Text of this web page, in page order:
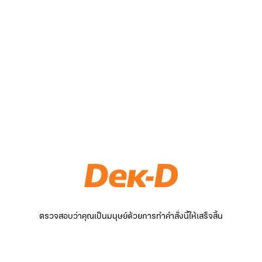
ตรวจสอบว่าคุณเป็นมนุษย์ด้วยการทำคำสั่งนี้ให้เสร็จสิ้น